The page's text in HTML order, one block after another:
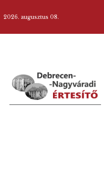
2026. augusztus 08.